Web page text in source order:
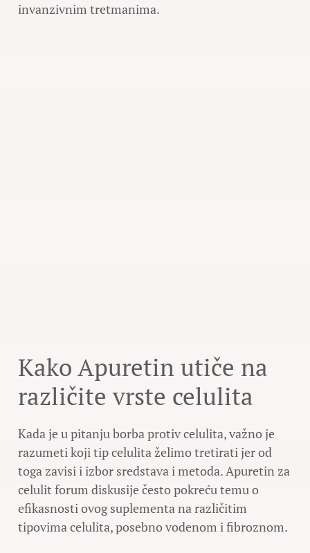
invanzivnim tretmanima.
Kako Apuretin utiče na
različite vrste celulita
Kada je u pitanju borba protiv celulita, važno je
razumeti koji tip celulita želimo tretirati jer od
toga zavisi i izbor sredstava i metoda. Apuretin za
celulit forum diskusije često pokreću temu o
efikasnosti ovog suplementa na različitim
tipovima celulita, posebno vodenom i fibroznom.